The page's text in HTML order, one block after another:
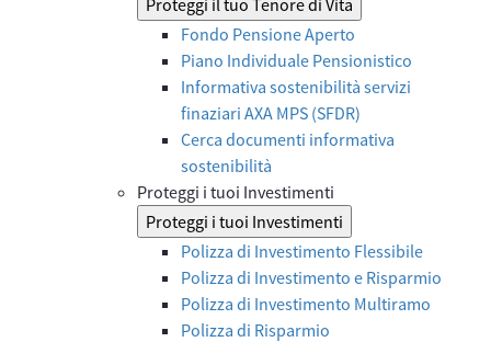
Fondo Pensione Aperto
Piano Individuale Pensionistico
Informativa sostenibilità servizi
finaziari AXA MPS (SFDR)
Cerca documenti informativa
sostenibilità
Proteggi i tuoi Investimenti
Proteggi i tuoi Investimenti
Polizza di Investimento Flessibile
Polizza di Investimento e Risparmio
Polizza di Investimento Multiramo
Polizza di Risparmio